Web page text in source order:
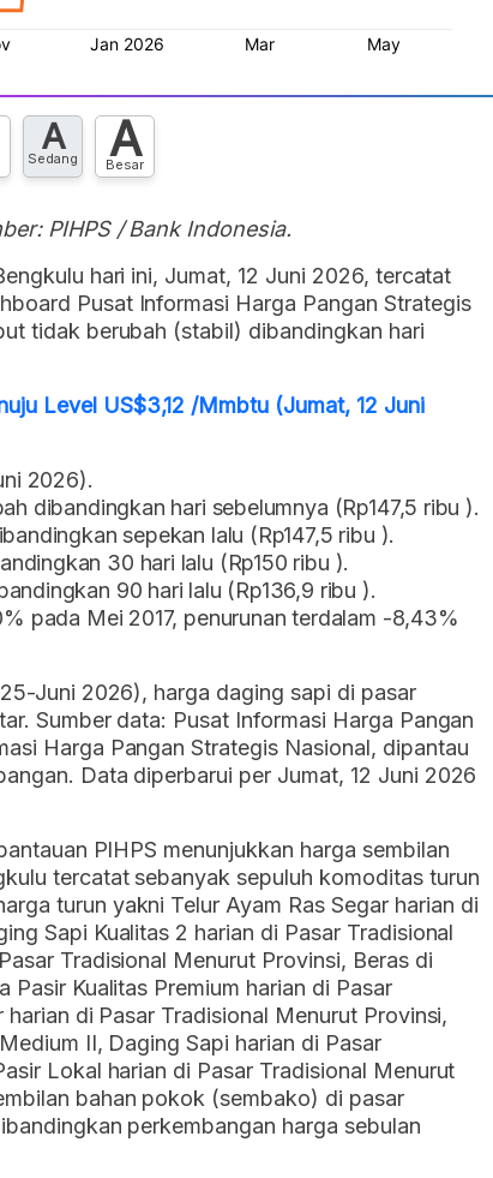
A
Sedang A
Besar
PIHPS / Bank Indonesia.
hari ini, Jumat, 12 Juni 2026, tercatat
Pusat Informasi Harga Pangan Strategis
tidak berubah (stabil) dibandingkan hari
Level US$3,12 /Mmbtu (Jumat, 12 Juni
2026).
dibandingkan hari sebelumnya (Rp147,5 ribu ).
sepekan lalu (Rp147,5 ribu ).
30 hari lalu (Rp150 ribu ).
90 hari lalu (Rp136,9 ribu ).
pada Mei 2017, penurunan terdalam -8,43%
Juni 2026), harga daging sapi di pasar
Sumber data: Pusat Informasi Harga Pangan
Harga Pangan Strategis Nasional, dipantau
Data diperbarui per Jumat, 12 Juni 2026
PIHPS menunjukkan harga sembilan
tercatat sebanyak sepuluh komoditas turun
turun yakni Telur Ayam Ras Segar harian di
Sapi Kualitas 2 harian di Pasar Tradisional
Tradisional Menurut Provinsi, Beras di
Pasir Kualitas Premium harian di Pasar
di Pasar Tradisional Menurut Provinsi,
II, Daging Sapi harian di Pasar
Lokal harian di Pasar Tradisional Menurut
bahan pokok (sembako) di pasar
perkembangan harga sebulan